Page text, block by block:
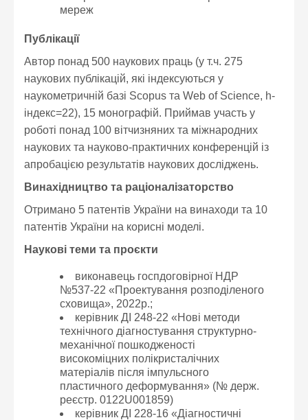
мереж
Публікації
Автор понад 500 наукових праць (у т.ч. 275
наукових публікацій, які індексуються у
наукометричній базі Scopus та Web of Science, h-
індекс=22), 15 монографій. Приймав участь у
роботі понад 100 вітчизняних та міжнародних
наукових та науково-практичних конференцій із
апробацією результатів наукових досліджень.
Винахідництво та раціоналізаторство
Отримано 5 патентів України на винаходи та 10
патентів України на корисні моделі.
Наукові теми та проєкти
виконавець госпдоговірної НДР
№537-22 «Проектування розподіленого
сховища», 2022р.;
керівник ДІ 248-22 «Нові методи
технічного діагностування структурно-
механічної пошкодженості
високоміцних полікристалічних
матеріалів після імпульсного
пластичного деформування» (№ держ.
реєстр. 0122U001859)
керівник ДІ 228-16 «Діагностичні